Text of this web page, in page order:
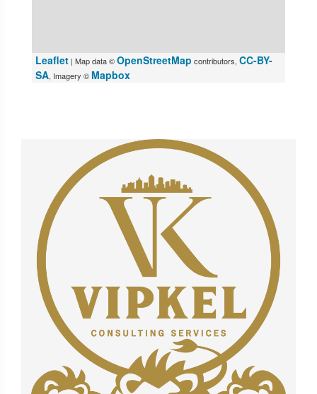
Leaflet | Map data ©OpenStreetMap contributors, CC-BY-
SA, Imagery © Mapbox